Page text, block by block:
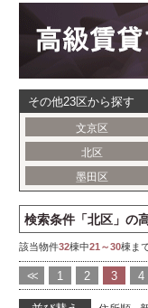
その他23区から探す
文京区
北区
墨田区
検索条件「北区」の
該当物件32棟中21～30棟ま
<< 1 2 3 4